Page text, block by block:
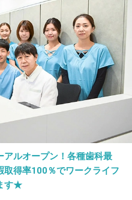
ルオープン！各種歯科最
得率100％でワークライフ
す★